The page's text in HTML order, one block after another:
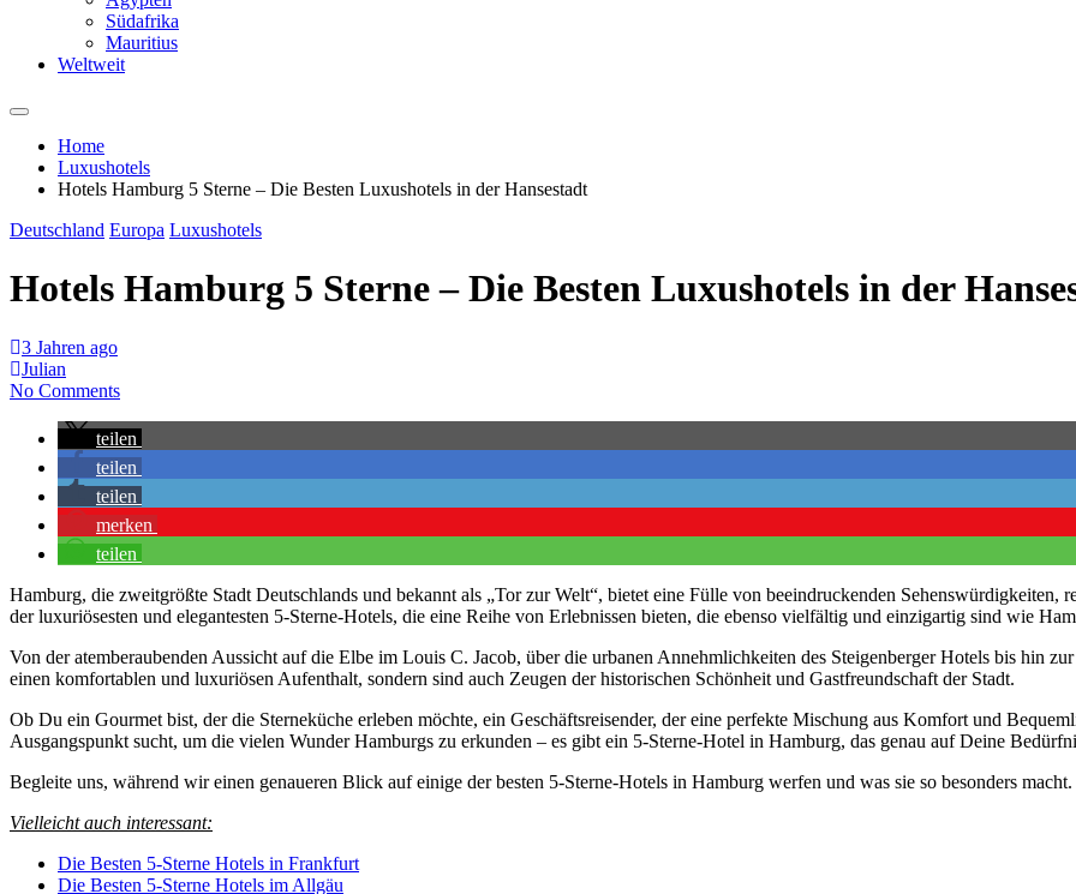
Südafrika
Mauritius
Weltweit
Home
Luxushotels
Hotels Hamburg 5 Sterne – Die Besten Luxushotels in der Hansestadt
Deutschland Europa Luxushotels
Hotels Hamburg 5 Sterne – Die Besten Luxushotels in der
3 Jahren ago
Julian
No Comments
teilen
teilen
teilen
merken
teilen
Hamburg, die zweitgrößte Stadt Deutschlands und bekannt als „Tor zur Welt“, bietet eine Fülle von beeindruckenden
der luxuriösesten und elegantesten 5-Sterne-Hotels, die eine Reihe von Erlebnissen bieten, die ebenso vielfältig und einzigartig sind wie
Von der atemberaubenden Aussicht auf die Elbe im Louis C. Jacob, über die urbanen Annehmlichkeiten des Steigenberger Hotels bis hin
einen komfortablen und luxuriösen Aufenthalt, sondern sind auch Zeugen der historischen Schönheit und Gastfreundschaft der Stadt.
Ob Du ein Gourmet bist, der die Sterneküche erleben möchte, ein Geschäftsreisender, der eine perfekte Mischung aus Komfort und
Ausgangspunkt sucht, um die vielen Wunder Hamburgs zu erkunden – es gibt ein 5-Sterne-Hotel in Hamburg, das genau auf Deine
Begleite uns, während wir einen genaueren Blick auf einige der besten 5-Sterne-Hotels in Hamburg werfen und was sie so besonders macht.
Vielleicht auch interessant:
Die Besten 5-Sterne Hotels in Frankfurt
Die Besten 5-Sterne Hotels im Allgäu